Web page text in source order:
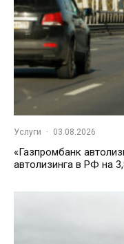
Услуги · 03.08.2026
«Газпромбанк
автолизинга в РФ на